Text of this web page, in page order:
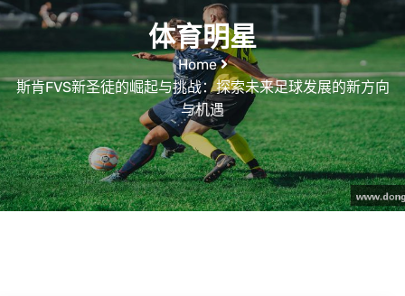
体育明星
Home
斯肯FVS新圣徒的崛起与挑战：探索未来足球发展的新方向
与机遇